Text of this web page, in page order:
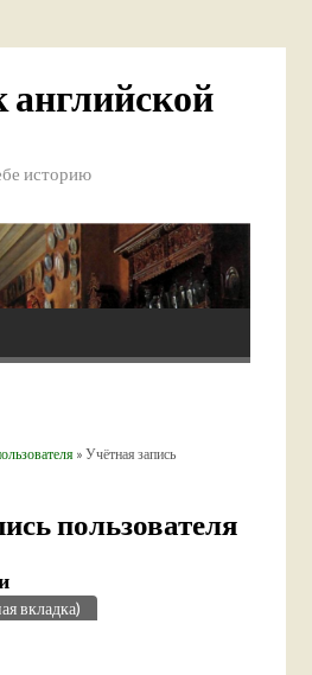
английской
историю
» Учётная запись
пользователя
вкладка)